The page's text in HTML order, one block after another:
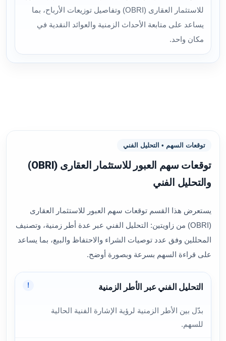
للاستثمار العقارى (OBRI) وتفاصيل توزيعات الأرباح، بما
يساعد على متابعة الأحداث الزمنية والعوائد النقدية في
مكان واحد.
توقعات السهم • التحليل الفني
توقعات سهم العبور للاستثمار العقارى (OBRI)
والتحليل الفني
يستعرض هذا القسم توقعات سهم العبور للاستثمار العقارى
(OBRI) من زاويتين: التحليل الفني عبر عدة أطر زمنية، وتصنيف
المحللين وفق عدد توصيات الشراء والاحتفاظ والبيع، بما يساعد
على قراءة السهم بسرعة وبصورة أوضح.
التحليل الفني عبر الأطر الزمنية
بدّل بين الأطر الزمنية لرؤية الإشارة الفنية الحالية
للسهم.
!